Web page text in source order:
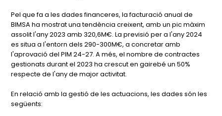
Pel que fa a les dades financeres, la facturació anual de
BIMSA ha mostrat una tendència creixent, amb un pic màxim
assolit l'any 2023 amb 320,6M€. La previsió per a l'any 2024
es situa a l'entorn dels 290-300M€, a concretar amb
l'aprovació del PIM 24-27. A més, el nombre de contractes
gestionats durant el 2023 ha crescut en gairebé un 50%
respecte de l'any de major activitat.
En relació amb la gestió de les actuacions, les dades són les
següents: